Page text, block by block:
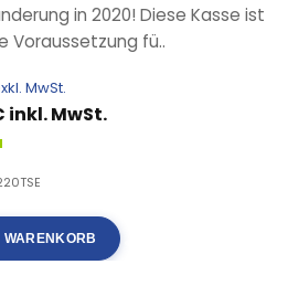
in 2020! Diese Kasse ist
Voraussetzung fü..
MwSt.
inkl. MwSt.
WARENKORB